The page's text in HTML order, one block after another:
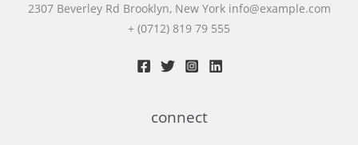
2307 Beverley Rd Brooklyn, New York info@example.com
+ (0712) 819 79 555
connect